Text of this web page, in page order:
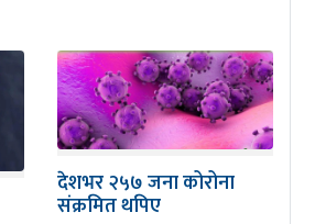
देशभर २५७ जना कोरोना
संक्रमित थपिए